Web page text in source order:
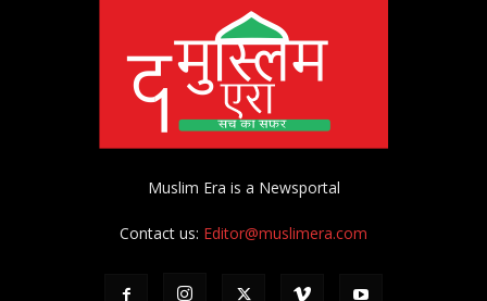
Muslim Era is a Newsportal
Contact us: Editor@muslimera.com